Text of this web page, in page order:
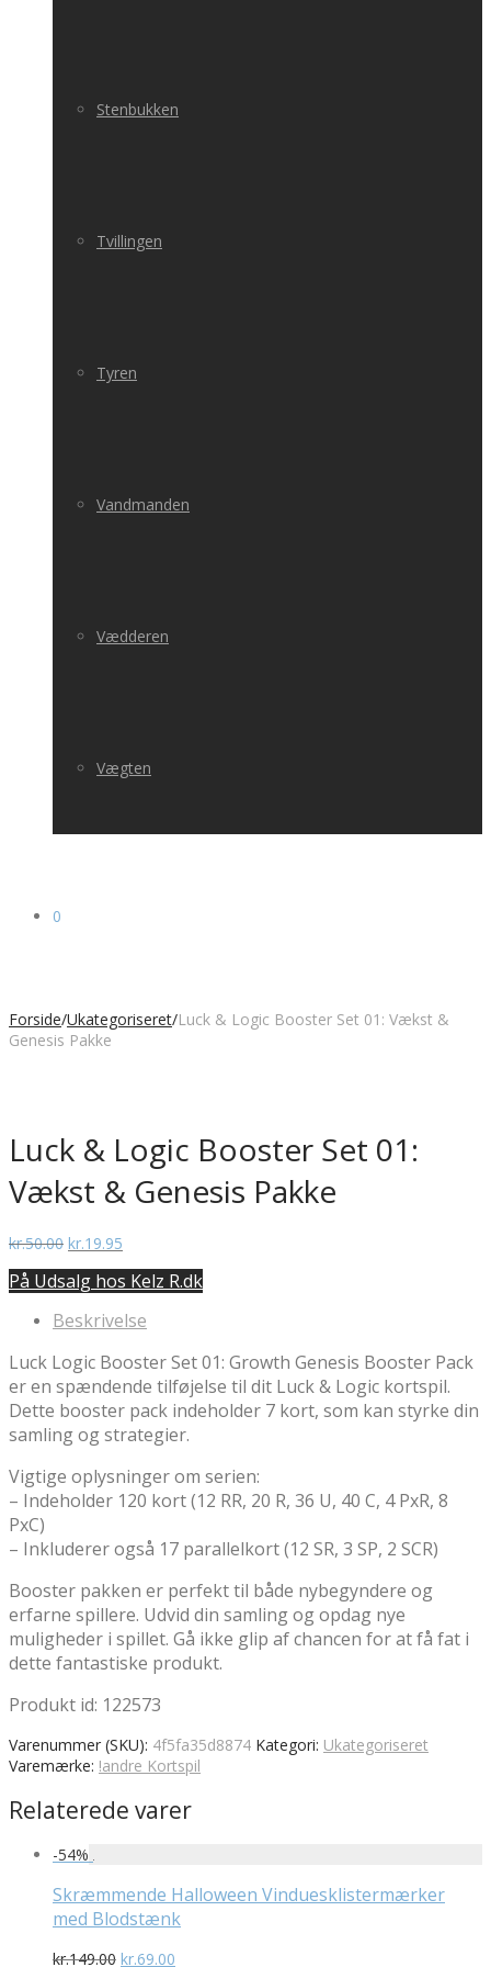
Stenbukken
Tvillingen
Tyren
Vandmanden
Vædderen
Vægten
0
Forside/Ukategoriseret/Luck & Logic Booster Set 01: Vækst &
Genesis Pakke
Luck & Logic Booster Set 01:
Vækst & Genesis Pakke
kr.50.00 Den
pris
kr.50.00.
kr.19.95
pris
kr.19.95.
På Udsalg hos Kelz R.dk
Beskrivelse
Luck Logic Booster Set 01: Growth Genesis Booster Pack
er en spændende tilføjelse til dit Luck & Logic kortspil.
Dette booster pack indeholder 7 kort, som kan styrke din
samling og strategier.
Vigtige oplysninger om serien:
– Indeholder 120 kort (12 RR, 20 R, 36 U, 40 C, 4 PxR, 8
PxC)
– Inkluderer også 17 parallelkort (12 SR, 3 SP, 2 SCR)
Booster pakken er perfekt til både nybegyndere og
erfarne spillere. Udvid din samling og opdag nye
muligheder i spillet. Gå ikke glip af chancen for at få fat i
dette fantastiske produkt.
Produkt id: 122573
Varenummer (SKU): 4f5fa35d8874 Kategori: Ukategoriseret
Varemærke: !andre Kortspil
Relaterede varer
-54%
Skræmmende Halloween Vinduesklistermærker
med Blodstænk
kr.149.00 Den
kr.69.00